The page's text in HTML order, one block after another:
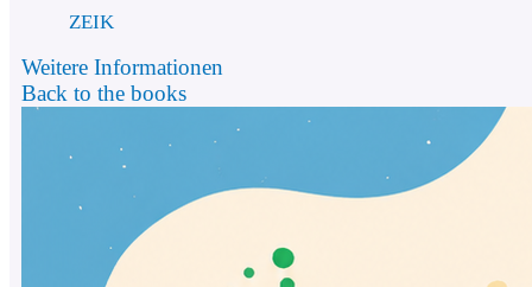
ZEIK
Weitere Informationen
Back to the books